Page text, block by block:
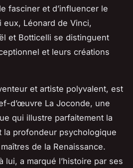
fasciner et d’influencer le
eux, Léonard de Vinci,
et Botticelli se distinguent
et leurs créations
et artiste polyvalent, est
d’œuvre La Joconde, une
qui illustre parfaitement la
la profondeur psychologique
de la Renaissance.
lui, a marqué l’histoire par ses